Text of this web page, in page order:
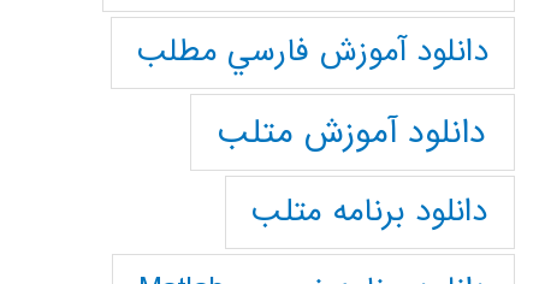
دانلود آموزش فارسي مطلب
دانلود آموزش متلب
دانلود برنامه متلب